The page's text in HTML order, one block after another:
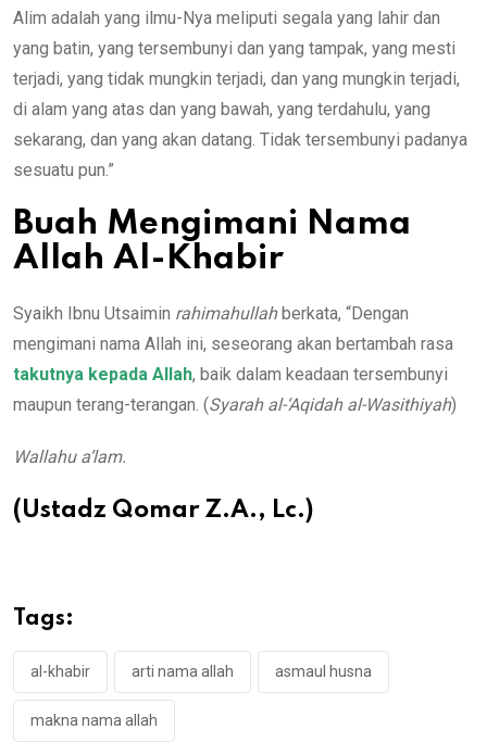
Alim adalah yang ilmu-Nya meliputi segala yang lahir dan
yang batin, yang tersembunyi dan yang tampak, yang mesti
terjadi, yang tidak mungkin terjadi, dan yang mungkin terjadi,
di alam yang atas dan yang bawah, yang terdahulu, yang
sekarang, dan yang akan datang. Tidak tersembunyi padanya
sesuatu pun.”
Buah Mengimani Nama
Allah Al-Khabir
Syaikh Ibnu Utsaimin rahimahullahberkata, “Dengan
mengimani nama Allah ini, seseorang akan bertambah rasa
takutnya kepada Allah, baik dalam keadaan tersembunyi
maupun terang-terangan. (Syarah al-‘Aqidah al-Wasithiyah)
Wallahu a’lam.
(Ustadz Qomar Z.A., Lc.)
Tags:
al-khabir arti nama allah asmaul husna
makna nama allah